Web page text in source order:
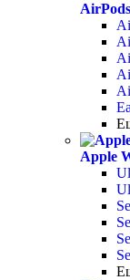
AirPods
Apple